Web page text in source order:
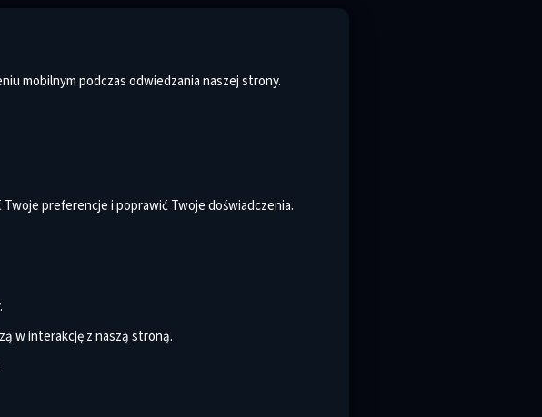
mobilnym podczas odwiedzania naszej strony.
preferencje i poprawić Twoje doświadczenia.
w interakcję z naszą stroną.